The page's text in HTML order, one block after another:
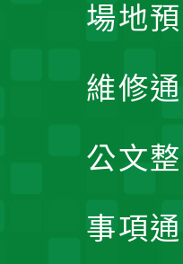
場地
維修
公文
事項